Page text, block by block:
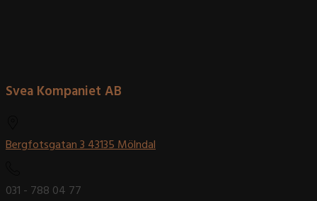
Svea Kompaniet AB
Bergfotsgatan 3 43135 Mölndal
031 - 788 04 77